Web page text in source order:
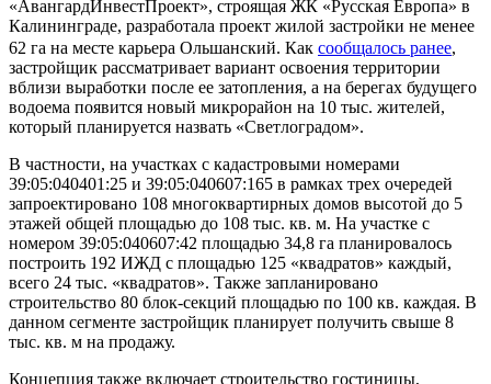
«АвангардИнвестПроект», строящая ЖК «Русская Европа» в
Калининграде, разработала проект жилой застройки не менее
62 га на месте карьера Ольшанский. Как сообщалось ранее,
застройщик рассматривает вариант освоения территории
вблизи выработки после ее затопления, а на берегах будущего
водоема появится новый микрорайон на 10 тыс. жителей,
который планируется назвать «Светлоградом».
В частности, на участках с кадастровыми номерами
39:05:040401:25 и 39:05:040607:165 в рамках трех очередей
запроектировано 108 многоквартирных домов высотой до 5
этажей общей площадью до 108 тыс. кв. м. На участке с
номером 39:05:040607:42 площадью 34,8 га планировалось
построить 192 ИЖД с площадью 125 «квадратов» каждый,
всего 24 тыс. «квадратов». Также запланировано
строительство 80 блок-секций площадью по 100 кв. каждая. В
данном сегменте застройщик планирует получить свыше 8
тыс. кв. м на продажу.
Концепция также включает строительство гостиницы,